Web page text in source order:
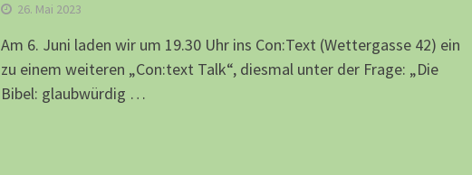
26. Mai 2023
Am 6. Juni laden wir um 19.30 Uhr ins Con:Text (Wettergasse 42) ein
zu einem weiteren „Con:text Talk“, diesmal unter der Frage: „Die
Bibel: glaubwürdig …